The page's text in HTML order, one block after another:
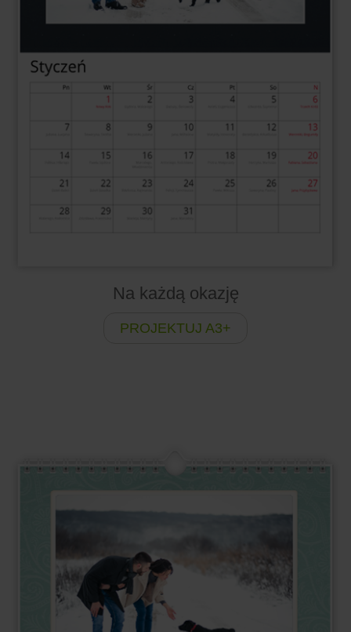
Na każdą okazję
PROJEKTUJ A3+